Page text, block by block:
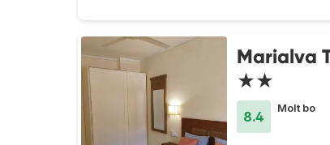
Marialva
★★
8.4
Molt bo